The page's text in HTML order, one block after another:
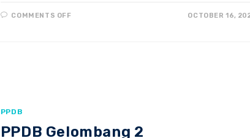
COMMENTS OFFON OCTOBER 16,
PPDB
PPDB Gelombang 2